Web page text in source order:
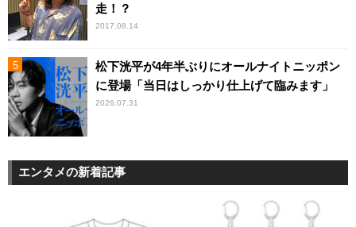
走！？
2017.08.14
松下洸平が4年半ぶりにオールナイトニッポン
に登場「当日はしっかり仕上げて臨みます」
2026.07.31
エンタメの新着記事